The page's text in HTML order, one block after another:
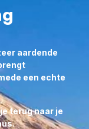
aardende
een echte
terug naar je